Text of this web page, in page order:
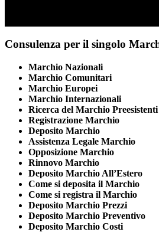
Consulenza per il singolo
Marchio Nazionali
Marchio Comunitari
Marchio Europei
Marchio Internazionali
Ricerca del Marchio Preesistenti
Registrazione Marchio
Deposito Marchio
Assistenza Legale Marchio
Opposizione Marchio
Rinnovo Marchio
Deposito Marchio All’Estero
Come si deposita il Marchio
Come si registra il Marchio
Deposito Marchio Prezzi
Deposito Marchio Preventivo
Deposito Marchio Costi